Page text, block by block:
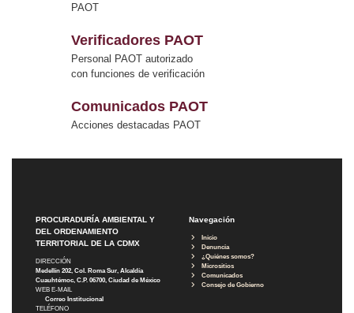
PAOT
Verificadores PAOT
Personal PAOT autorizado
con funciones de verificación
Comunicados PAOT
Acciones destacadas PAOT
PROCURADURÍA AMBIENTAL Y
DEL ORDENAMIENTO
TERRITORIAL DE LA CDMX
DIRECCIÓN
Medellín 202, Col. Roma Sur, Alcaldía
Cuauhtémoc, C.P. 06700, Ciudad de México
WEB E-MAIL
Correo Institucional
TELÉFONO
Navegación
Inicio
Denuncia
¿Quiénes somos?
Micrositios
Comunicados
Consejo de Gobierno